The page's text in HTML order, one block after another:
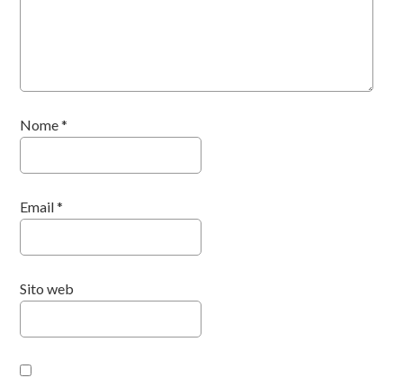
Nome*
Email*
Sito web